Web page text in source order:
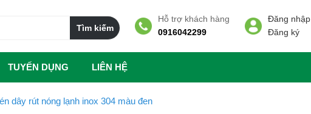
Đăng nhập
Đăng ký
Hỗ trợ khách hàng
0916042299
TUYẾN DỤNG LIÊN HỆ
dây rút nóng lạnh inox 304 màu đen